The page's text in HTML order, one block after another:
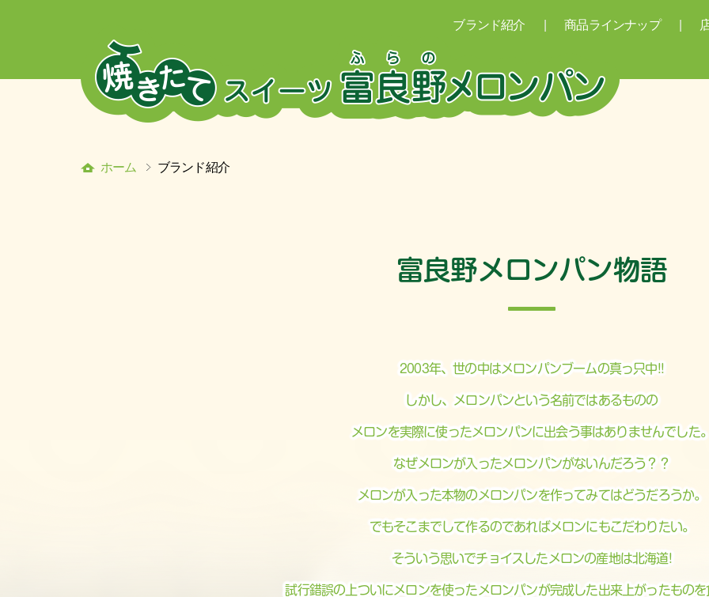
ブランド紹介 商品ラインナップ
ホーム ブランド紹介
富良野メロンパン物語
2003年、世の中はメロンパンブームの真っ只中!!
しかし、メロンパンという名前ではあるものの
メロンを実際に使ったメロンパンに出会う事はありませんでした
なぜメロンが入ったメロンパンがないんだろう？？
メロンが入った本物のメロンパンを作ってみてはどうだろうか。
でもそこまでして作るのであればメロンにもこだわりたい。
そういう思いでチョイスしたメロンの産地は北海道!
試行錯誤の上ついにメロンを使ったメロンパンが完成した出来上がったもの